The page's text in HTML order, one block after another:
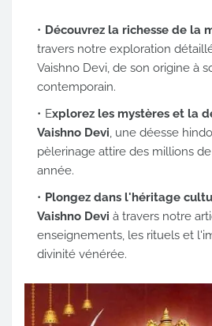
Découvrez la richesse de la
travers notre exploration
Vaishno Devi, de son origine à
contemporain.
Explorez les mystères et la
Vaishno Devi, une déesse
pèlerinage attire des millions
année.
Plongez dans l'héritage
Vaishno Devi à travers notre
enseignements, les rituels et
divinité vénérée.